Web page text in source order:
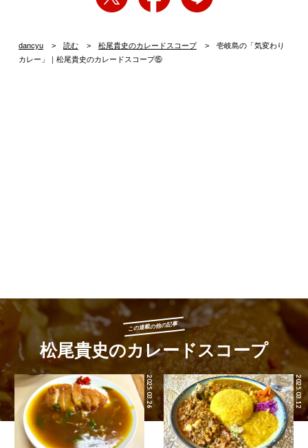
dancyu 読む 松尾貴史のカレードスコープ
壱岐島の「気変わり
カレー」｜松尾貴史のカレードスコープ⑮
この連載の他の記事
松尾貴史のカレードスコープ
2025.03.26 2025.03.12